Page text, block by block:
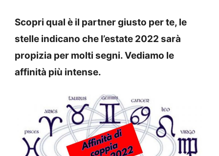
Scopri qual è il partner giusto per te, le
stelle indicano che l’estate 2022 sarà
propizia per molti segni. Vediamo le
affinità più intense.